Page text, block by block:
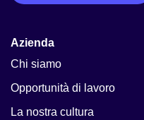
Azienda
Chi siamo
Opportunità di lavoro
La nostra cultura